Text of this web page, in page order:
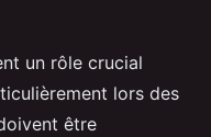
un rôle crucial
lors des
être